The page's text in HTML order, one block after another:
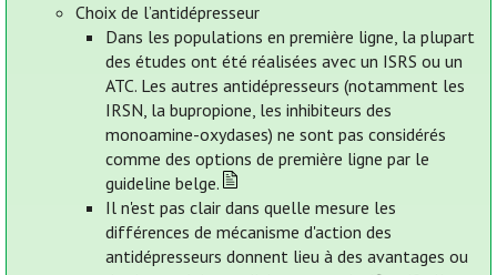
Choix de l’antidépresseur
Dans les populations en première ligne, la plupart
des études ont été réalisées avec un ISRS ou un
ATC. Les autres antidépresseurs (notamment les
IRSN, la bupropione, les inhibiteurs des
monoamine-oxydases) ne sont pas considérés
comme des options de première ligne par le
guideline belge.
Il n'est pas clair dans quelle mesure les
différences de mécanisme d'action des
antidépresseurs donnent lieu à des avantages ou